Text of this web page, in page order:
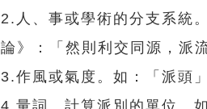
2.人、事或學術的分支系統
論》：「然則利交同源，派
3.作風或氣度。如：「派頭
4.量詞。計算派別的單位。